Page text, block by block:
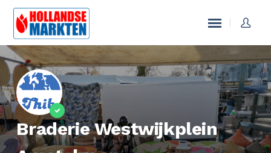
Braderie Westwijkplein